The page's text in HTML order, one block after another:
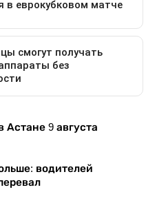
Астане 9 августа
водителей